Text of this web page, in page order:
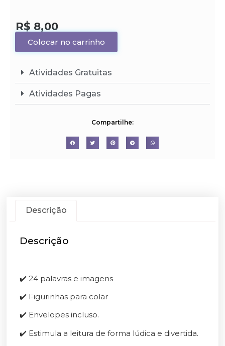
R$ 8,00
Colocar no carrinho
Atividades Gratuitas
Atividades Pagas
Compartilhe:
Descrição
Descrição
✔️ 24 palavras e imagens
✔️ Figurinhas para colar
✔️ Envelopes incluso.
✔️ Estimula a leitura de forma lúdica e divertida.